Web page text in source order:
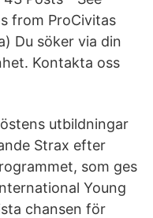
from ProCivitas
Du söker via din
Kontakta oss
utbildningar
Strax efter
som ges
Young
chansen för